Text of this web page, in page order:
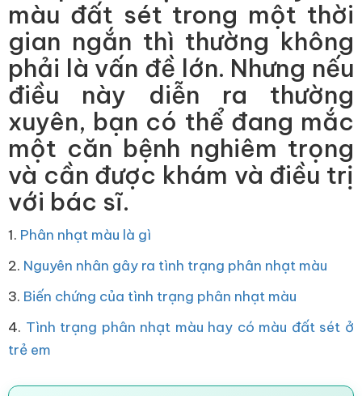
màu đất sét trong một thời
gian ngắn thì thường không
phải là vấn đề lớn. Nhưng nếu
điều này diễn ra thường
xuyên, bạn có thể đang mắc
một căn bệnh nghiêm trọng
và cần được khám và điều trị
với bác sĩ.
1. Phân nhạt màu là gì
2. Nguyên nhân gây ra tình trạng phân nhạt màu
3. Biến chứng của tình trạng phân nhạt màu
4. Tình trạng phân nhạt màu hay có màu đất sét ở
trẻ em